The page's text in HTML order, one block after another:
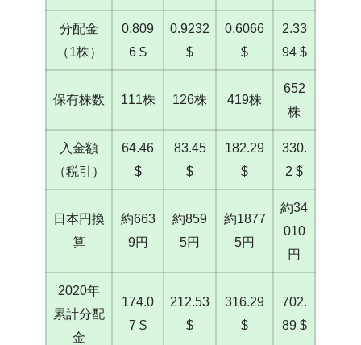
分配金
（1株）
0.809
6 $
0.9232
$
0.6066
$
2.33
94 $
保有株数 111株 126株 419株
652
株
入金額
（税引）
64.46
$
83.45
$
182.29
$
330.
2 $
日本円換
算
約663
9円
約859
5円
約1877
5円
約34
010
円
2020年
累計分配
金
174.0
7 $
212.53
$
316.29
$
702.
89 $